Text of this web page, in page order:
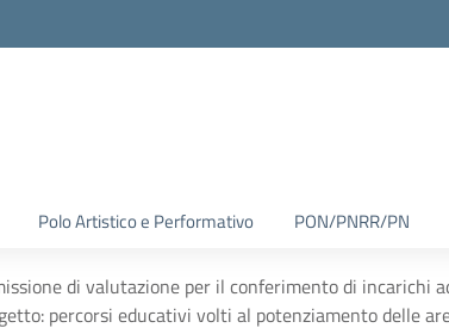
Polo Artistico e Performativo PON/PNRR/PN
di valutazione per il conferimento di incarichi
percorsi educativi volti al potenziamento delle